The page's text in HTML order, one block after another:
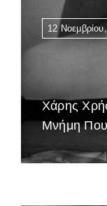
12
Χάρης
Μνήμη